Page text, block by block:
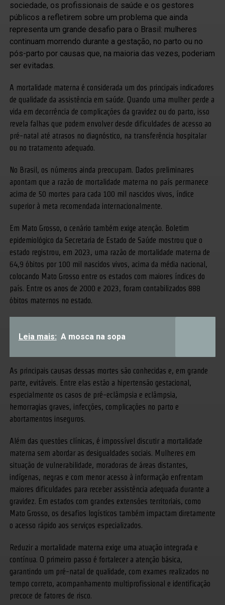
sociedade, os profissionais de saúde e os gestores
públicos a refletirem sobre um problema que ainda
representa um grande desafio para o Brasil: mulheres
continuam morrendo durante a gestação, no parto ou no
pós-parto por causas que, na maioria das vezes, poderiam
ser evitadas.
A mortalidade materna é considerada um dos principais indicadores
de qualidade da assistência em saúde. Quando uma mulher perde a
vida em decorrência de complicações da gravidez ou do parto, isso
revela falhas que podem envolver desde dificuldades de acesso ao
pré-natal até atrasos no diagnóstico, na transferência hospitalar
ou no tratamento adequado.
No Brasil, os números ainda preocupam. Dados preliminares
apontam que a razão de mortalidade materna no país permanece
acima de 50 mortes para cada 100 mil nascidos vivos, índice
superior à meta recomendada internacionalmente.
Em Mato Grosso, o cenário também exige atenção. Boletim
epidemiológico da Secretaria de Estado de Saúde mostrou que o
estado registrou, em 2023, uma razão de mortalidade materna de
64,9 óbitos por 100 mil nascidos vivos, acima da média nacional,
colocando Mato Grosso entre os estados com maiores índices do
país. Entre os anos de 2000 e 2023, foram contabilizados 888
óbitos maternos no estado.
Leia mais: A mosca na sopa
As principais causas dessas mortes são conhecidas e, em grande
parte, evitáveis. Entre elas estão a hipertensão gestacional,
especialmente os casos de pré-eclâmpsia e eclâmpsia,
hemorragias graves, infecções, complicações no parto e
abortamentos inseguros.
Além das questões clínicas, é impossível discutir a mortalidade
materna sem abordar as desigualdades sociais. Mulheres em
situação de vulnerabilidade, moradoras de áreas distantes,
indígenas, negras e com menor acesso à informação enfrentam
maiores dificuldades para receber assistência adequada durante a
gravidez. Em estados com grandes extensões territoriais, como
Mato Grosso, os desafios logísticos também impactam diretamente
o acesso rápido aos serviços especializados.
Reduzir a mortalidade materna exige uma atuação integrada e
contínua. O primeiro passo é fortalecer a atenção básica,
garantindo um pré-natal de qualidade, com exames realizados no
tempo correto, acompanhamento multiprofissional e identificação
precoce de fatores de risco.